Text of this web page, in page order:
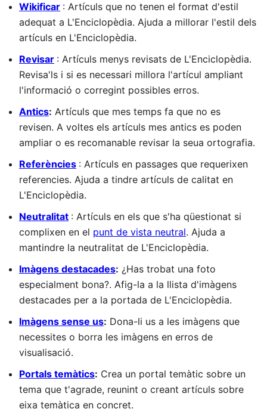
Wikificar : Artículs que no tenen el format d'estil
adequat a L'Enciclopèdia. Ajuda a millorar l'estil dels
artículs en L'Enciclopèdia.
Revisar : Artículs menys revisats de L'Enciclopèdia.
Revisa'ls i si es necessari millora l'artícul ampliant
l'informació o corregint possibles erros.
Antics: Artículs que mes temps fa que no es
revisen. A voltes els artículs mes antics es poden
ampliar o es recomanable revisar la seua ortografia.
Referències : Artículs en passages que requerixen
referencies. Ajuda a tindre artículs de calitat en
L'Enciclopèdia.
Neutralitat : Artículs en els que s'ha qüestionat si
complixen en el punt de vista neutral. Ajuda a
mantindre la neutralitat de L'Enciclopèdia.
Imàgens destacades: ¿Has trobat una foto
especialment bona?. Afig-la a la llista d'imàgens
destacades per a la portada de L'Enciclopèdia.
Imàgens sense us: Dona-li us a les imàgens que
necessites o borra les imàgens en erros de
visualisació.
Portals temàtics: Crea un portal temàtic sobre un
tema que t'agrade, reunint o creant artículs sobre
eixa temàtica en concret.